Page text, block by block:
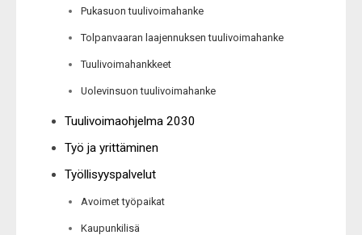
Pukasuon tuulivoimahanke
Tolpanvaaran laajennuksen tuulivoimahanke
Tuulivoimahankkeet
Uolevinsuon tuulivoimahanke
Tuulivoimaohjelma 2030
Työ ja yrittäminen
Työllisyyspalvelut
Avoimet työpaikat
Kaupunkilisä